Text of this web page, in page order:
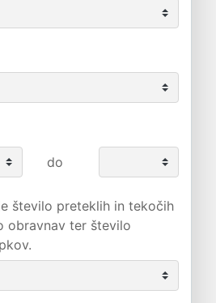
do
število preteklih in tekočih
obravnav ter število